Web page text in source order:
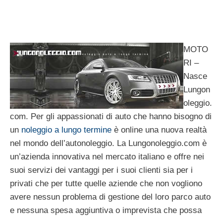
MOTO
RI –
Nasce
Lungon
oleggio.
com. Per gli appassionati di auto che hanno bisogno di
un noleggio a lungo termine è online una nuova realtà
nel mondo dell’autonoleggio. La Lungonoleggio.com è
un’azienda innovativa nel mercato italiano e offre nei
suoi servizi dei vantaggi per i suoi clienti sia per i
privati che per tutte quelle aziende che non vogliono
avere nessun problema di gestione del loro parco auto
e nessuna spesa aggiuntiva o imprevista che possa